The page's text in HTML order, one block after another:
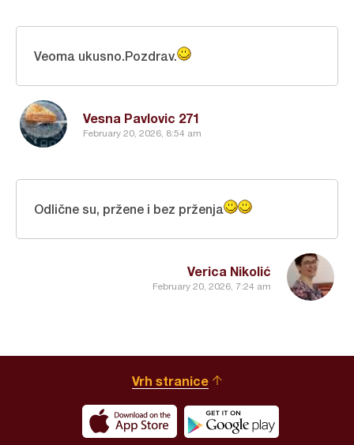
Vesna Pavlovic 271
February 20, 2026, 8:54 am
Veoma ukusno.Pozdrav.
Verica Nikolić
February 20, 2026, 7:24 am
Odlične su, pržene i bez prženja
Vrh stranice